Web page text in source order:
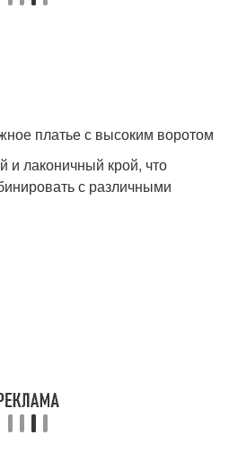
платье с высоким воротом
и лаконичный крой, что
с различными